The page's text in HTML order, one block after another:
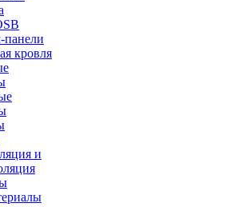
панели
кровля
и